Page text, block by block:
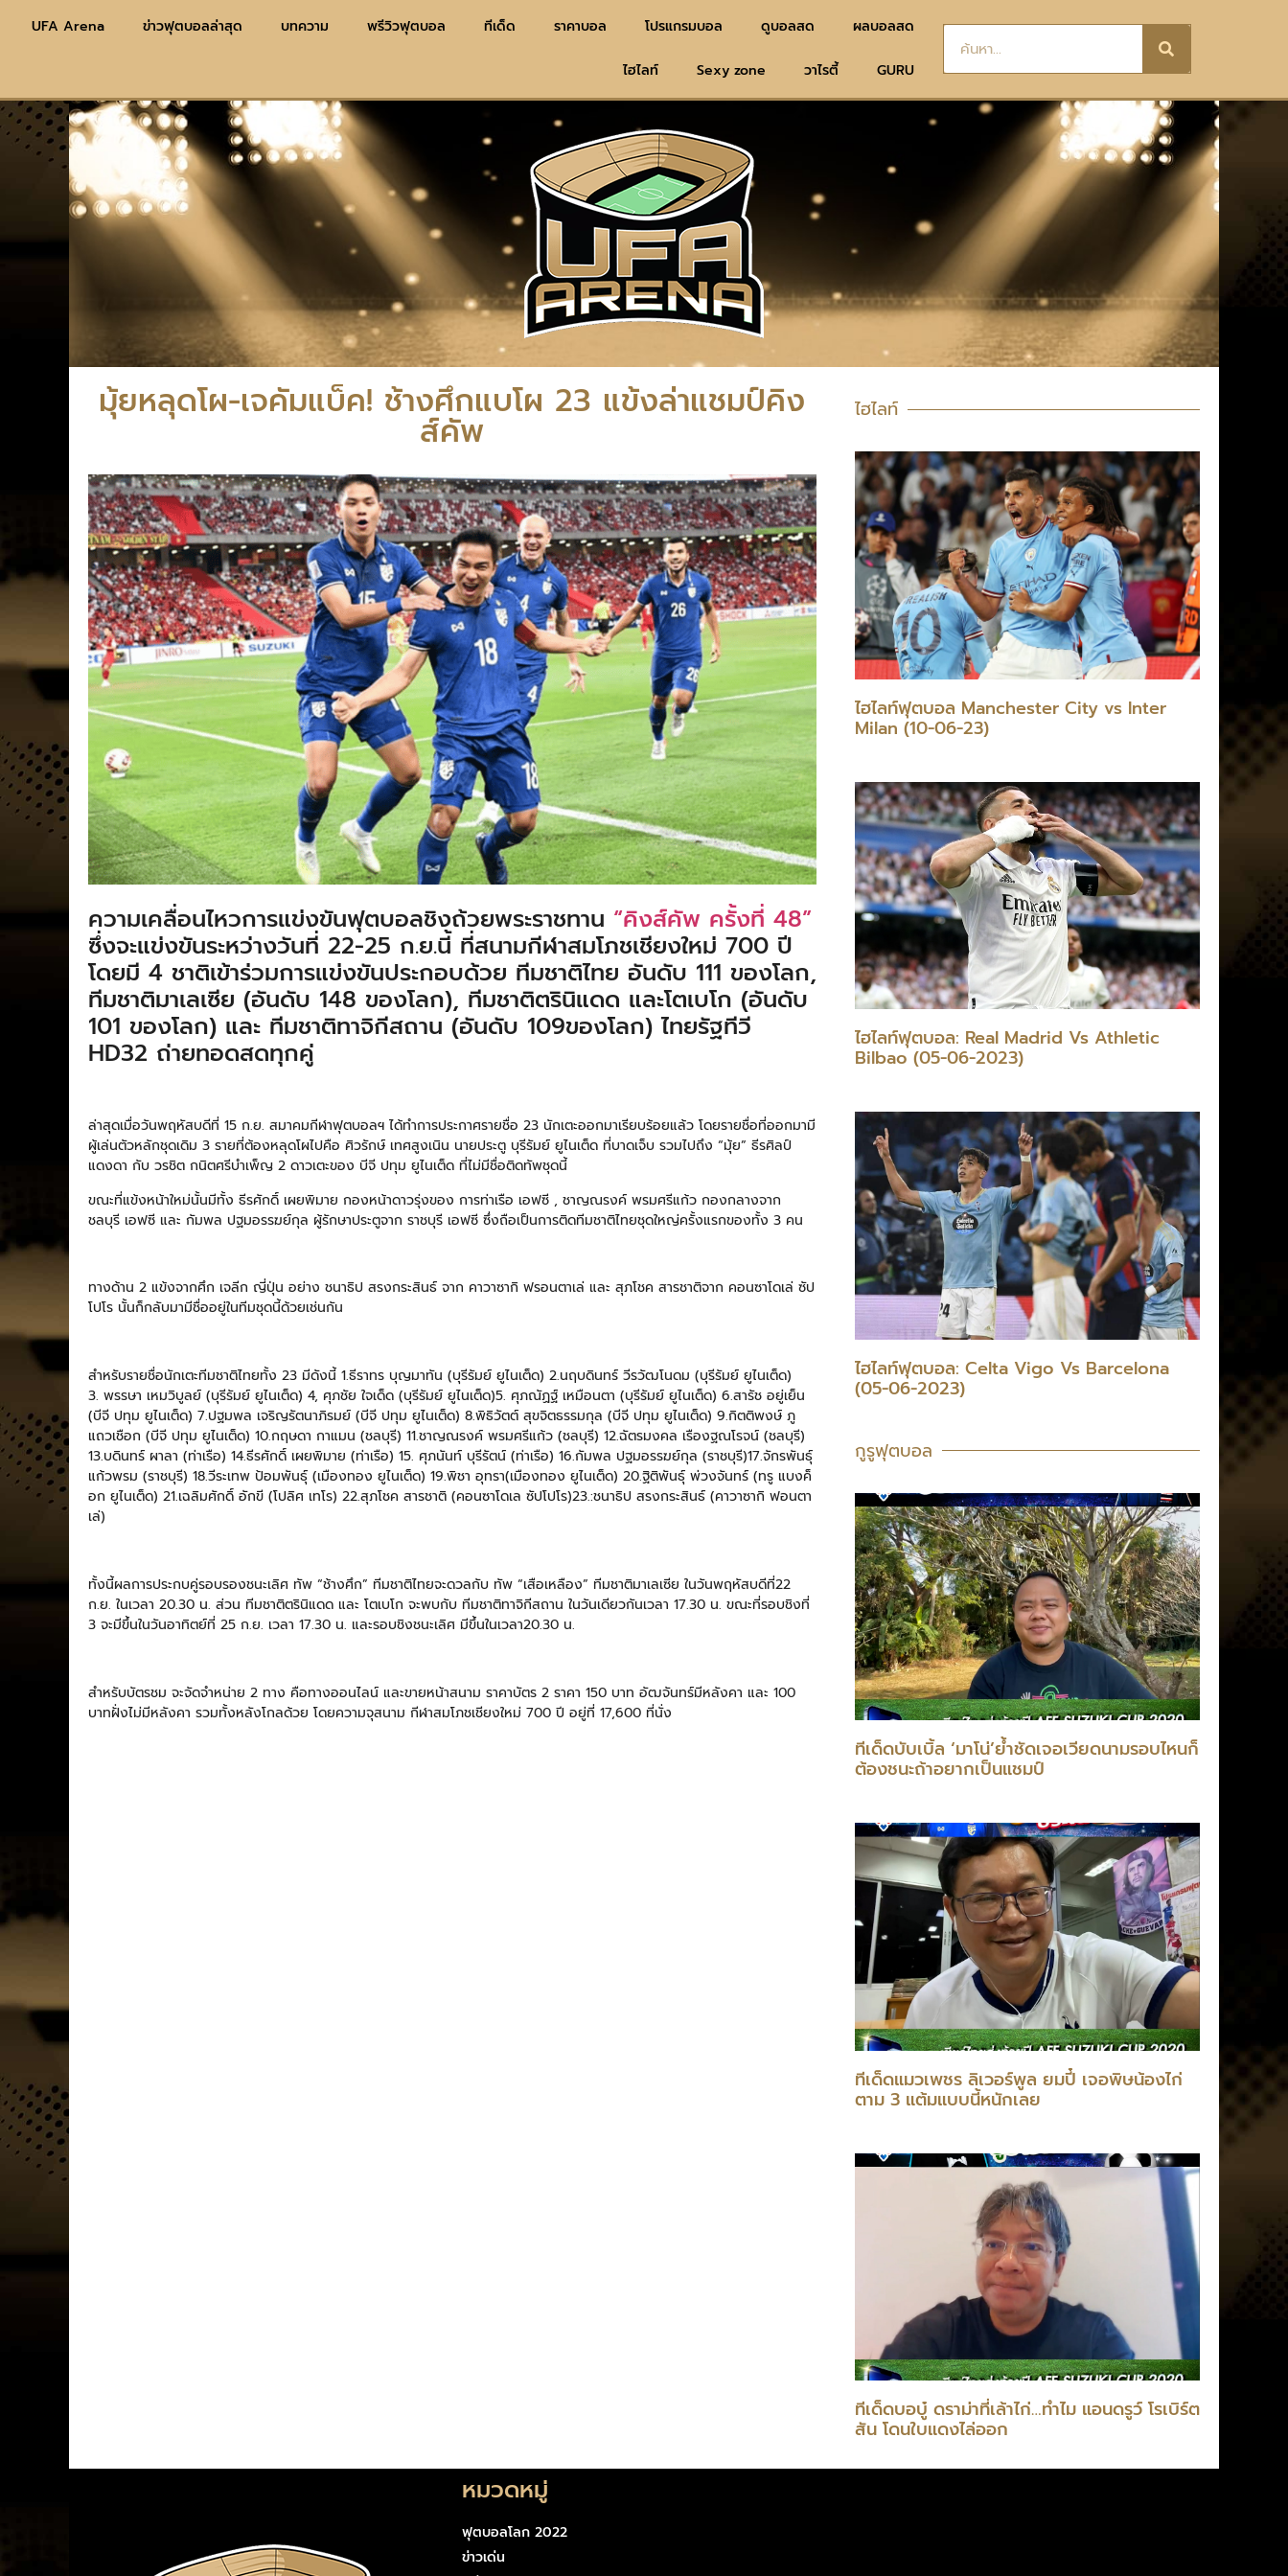
UFA Arena ข่าวฟุตบอลล่าสุด บทความ พรีวิวฟุตบอล ทีเด็ด ราคาบอล โปรแกรมบอล ดูบอลสด ผลบอลสด
ไฮไลท์ Sexy zone วาไรตี้ GURU
มุ้ยหลุดโผ-เจคัมแบ็ค! ช้างศึกแบโผ 23 แข้งล่าแชมป์คิง
ส์คัพ
ความเคลื่อนไหวการแข่งขันฟุตบอลชิงถ้วยพระราชทาน “คิงส์คัพ ครั้งที่ 48”
ซึ่งจะแข่งขันระหว่างวันที่ 22-25 ก.ย.นี้ ที่สนามกีฬาสมโภชเชียงใหม่ 700 ปี
โดยมี 4 ชาติเข้าร่วมการแข่งขันประกอบด้วย ทีมชาติไทย อันดับ 111 ของโลก,
ทีมชาติมาเลเซีย (อันดับ 148 ของโลก), ทีมชาติตรินิแดด และโตเบโก (อันดับ
101 ของโลก) และ ทีมชาติทาจิกีสถาน (อันดับ 109ของโลก) ไทยรัฐทีวี
HD32 ถ่ายทอดสดทุกคู่
ล่าสุดเมื่อวันพฤหัสบดีที่ 15 ก.ย. สมาคมกีฬาฟุตบอลฯ ได้ทำการประกาศรายชื่อ 23 นักเตะออกมาเรียบร้อยแล้ว โดยรายชื่อที่ออกมามี
ผู้เล่นตัวหลักชุดเดิม 3 รายที่ต้องหลุดโผไปคือ ศิวรักษ์ เทศสูงเนิน นายประตู บุรีรัมย์ ยูไนเต็ด ที่บาดเจ็บ รวมไปถึง “มุ้ย” ธีรศิลป์
แดงดา กับ วรชิต กนิตศรีบำเพ็ญ 2 ดาวเตะของ บีจี ปทุม ยูไนเต็ด ที่ไม่มีชื่อติดทัพชุดนี้
ขณะที่แข้งหน้าใหม่นั้นมีทั้ง ธีรศักดิ์ เผยพิมาย กองหน้าดาวรุ่งของ การท่าเรือ เอฟซี , ชาญณรงค์ พรมศรีแก้ว กองกลางจาก
ชลบุรี เอฟซี และ กัมพล ปฐมอรรฆย์กุล ผู้รักษาประตูจาก ราชบุรี เอฟซี ซึ่งถือเป็นการติดทีมชาติไทยชุดใหญ่ครั้งแรกของทั้ง 3 คน
ทางด้าน 2 แข้งจากศึก เจลีก ญี่ปุ่น อย่าง ชนาธิป สรงกระสินธ์ จาก คาวาซากิ ฟรอนตาเล่ และ สุภโชค สารชาติจาก คอนซาโดเล่ ซัป
โปโร นั้นก็กลับมามีชื่ออยู่ในทีมชุดนี้ด้วยเช่นกัน
สำหรับรายชื่อนักเตะทีมชาติไทยทั้ง 23 มีดังนี้ 1.ธีราทร บุญมาทัน (บุรีรัมย์ ยูไนเต็ด) 2.นฤบดินทร์ วีรวัฒโนดม (บุรีรัมย์ ยูไนเต็ด)
3. พรรษา เหมวิบูลย์ (บุรีรัมย์ ยูไนเต็ด) 4, ศุภชัย ใจเด็ด (บุรีรัมย์ ยูไนเต็ด)5. ศุภณัฏฐ์ เหมือนตา (บุรีรัมย์ ยูไนเต็ด) 6.สารัช อยู่เย็น
(บีจี ปทุม ยูไนเต็ด) 7.ปฐมพล เจริญรัตนาภิรมย์ (บีจี ปทุม ยูไนเต็ด) 8.พิธิวัตต์ สุขจิตธรรมกุล (บีจี ปทุม ยูไนเต็ด) 9.กิตติพงษ์ ภู
แถวเชือก (บีจี ปทุม ยูไนเต็ด) 10.กฤษดา กาแมน (ชลบุรี) 11.ชาญณรงค์ พรมศรีแก้ว (ชลบุรี) 12.ฉัตรมงคล เรืองฐณโรจน์ (ชลบุรี)
13.บดินทร์ ผาลา (ท่าเรือ) 14.ธีรศักดิ์ เผยพิมาย (ท่าเรือ) 15. ศุภนันท์ บุรีรัตน์ (ท่าเรือ) 16.กัมพล ปฐมอรรฆย์กุล (ราชบุรี)17.จักรพันธุ์
แก้วพรม (ราชบุรี) 18.วีระเทพ ป้อมพันธุ์ (เมืองทอง ยูไนเต็ด) 19.พิชา อุทรา(เมืองทอง ยูไนเต็ด) 20.ฐิติพันธุ์ พ่วงจันทร์ (ทรู แบงค็
อก ยูไนเต็ด) 21.เฉลิมศักดิ์ อักขี (โปลิศ เทโร) 22.สุภโชค สารชาติ (คอนซาโดเล ซัปโปโร)23.:ชนาธิป สรงกระสินธ์ (คาวาซากิ ฟอนตา
เล่)
ทั้งนี้ผลการประกบคู่รอบรองชนะเลิศ ทัพ “ช้างศึก” ทีมชาติไทยจะดวลกับ ทัพ “เสือเหลือง” ทีมชาติมาเลเซีย ในวันพฤหัสบดีที่22
ก.ย. ในเวลา 20.30 น. ส่วน ทีมชาติตรินิแดด และ โตเบโก จะพบกับ ทีมชาติทาจิกีสถาน ในวันเดียวกันเวลา 17.30 น. ขณะที่รอบชิงที่
3 จะมีขึ้นในวันอาทิตย์ที่ 25 ก.ย. เวลา 17.30 น. และรอบชิงชนะเลิศ มีขึ้นในเวลา20.30 น.
สำหรับบัตรชม จะจัดจำหน่าย 2 ทาง คือทางออนไลน์ และขายหน้าสนาม ราคาบัตร 2 ราคา 150 บาท อัฒจันทร์มีหลังคา และ 100
บาทฝั่งไม่มีหลังคา รวมทั้งหลังโกลด้วย โดยความจุสนาม กีฬาสมโภชเชียงใหม่ 700 ปี อยู่ที่ 17,600 ที่นั่ง
ไฮไลท์
ไฮไลท์ฟุตบอล Manchester City vs Inter
Milan (10-06-23)
ไฮไลท์ฟุตบอล: Real Madrid Vs Athletic
Bilbao (05-06-2023)
ไฮไลท์ฟุตบอล: Celta Vigo Vs Barcelona
(05-06-2023)
กูรูฟุตบอล
ทีเด็ดบับเบิ้ล ‘มาโน่’ย้ำชัดเจอเวียดนามรอบไหนก็
ต้องชนะถ้าอยากเป็นแชมป์
ทีเด็ดแมวเพชร ลิเวอร์พูล ยมปี๋ เจอพิษน้องไก่
ตาม 3 แต้มแบบนี้หนักเลย
ทีเด็ดบอบู๋ ดราม่าที่เล้าไก่…ทำไม แอนดรูว์ โรเบิร์ต
สัน โดนใบแดงไล่ออก
หมวดหมู่
ฟุตบอลโลก 2022
ข่าวเด่น